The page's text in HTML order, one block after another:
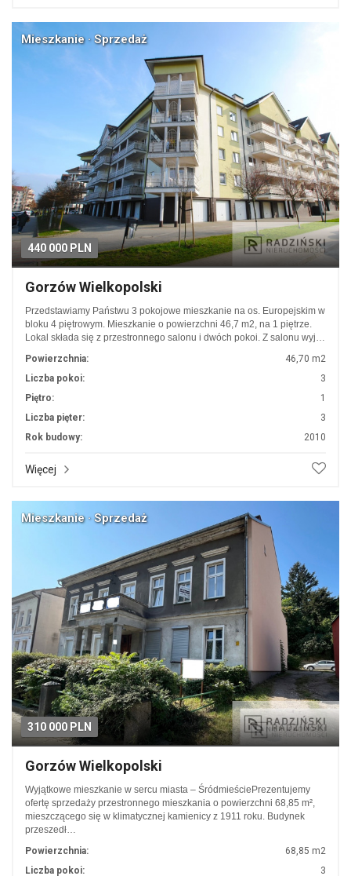
440 000 PLN
Mieszkanie · Sprzedaż
Gorzów Wielkopolski
Przedstawiamy Państwu 3 pokojowe mieszkanie na os. Europejskim w
bloku 4 piętrowym. Mieszkanie o powierzchni 46,7 m2, na 1 piętrze.
Lokal składa się z przestronnego salonu i dwóch pokoi. Z salonu wyj…
Powierzchnia:
46,70 m2
Liczba pokoi:
3
Piętro:
1
Liczba pięter:
3
Rok budowy:
2010
Więcej
310 000 PLN
Mieszkanie · Sprzedaż
Gorzów Wielkopolski
Wyjątkowe mieszkanie w sercu miasta – ŚródmieściePrezentujemy
ofertę sprzedaży przestronnego mieszkania o powierzchni 68,85 m²,
mieszczącego się w klimatycznej kamienicy z 1911 roku. Budynek
przeszedł…
Powierzchnia:
68,85 m2
Liczba pokoi:
3